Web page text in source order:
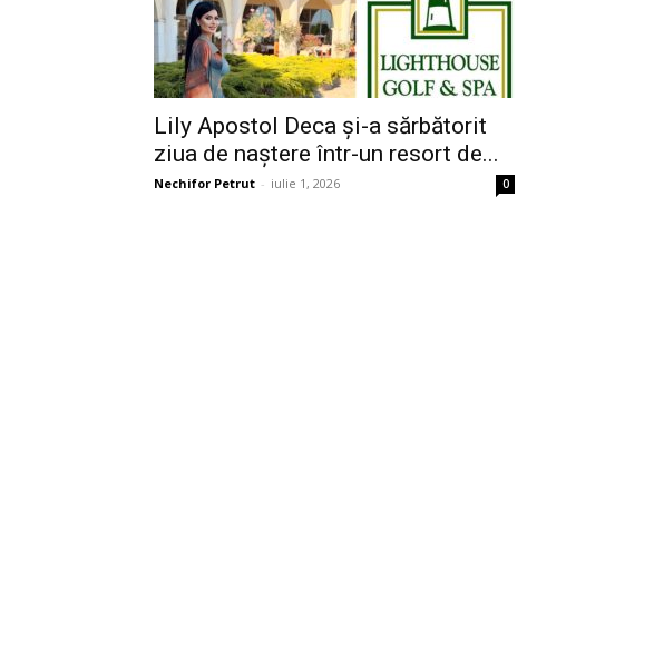
Lily Apostol Deca și-a sărbătorit
ziua de naștere într-un resort de...
Nechifor Petrut - iulie 1, 2026 0